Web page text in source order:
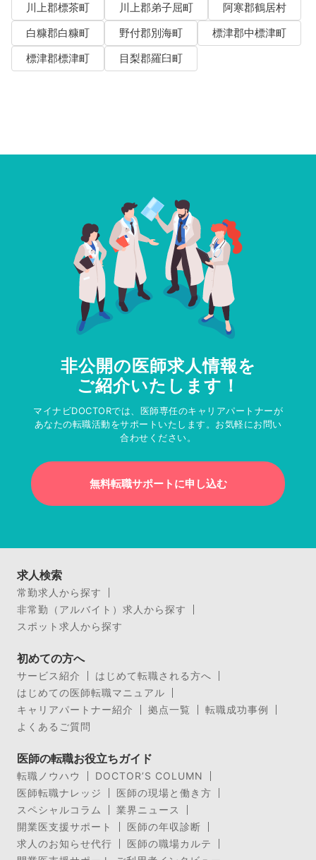
川上郡標茶町
川上郡弟子屈町
阿寒郡鶴居村
白糠郡白糠町
野付郡別海町
標津郡中標津町
標津郡標津町
目梨郡羅臼町
非公開の医師求人情報を
ご紹介いたします！
マイナビDOCTORでは、医師専任のキャリアパートナーが
あなたの転職活動をサポートいたします。お気軽にお問い
合わせください。
無料転職サポートに申し込む
求人検索
常勤求人から探す
非常勤（アルバイト）求人から探す
スポット求人から探す
初めての方へ
サービス紹介
はじめて転職される方へ
はじめての医師転職マニュアル
キャリアパートナー紹介
拠点一覧
転職成功事例
よくあるご質問
医師の転職お役立ちガイド
転職ノウハウ
DOCTOR’S COLUMN
医師転職ナレッジ
医師の現場と働き方
スペシャルコラム
業界ニュース
開業医支援サポート
医師の年収診断
求人のお知らせ代行
医師の職場カルテ